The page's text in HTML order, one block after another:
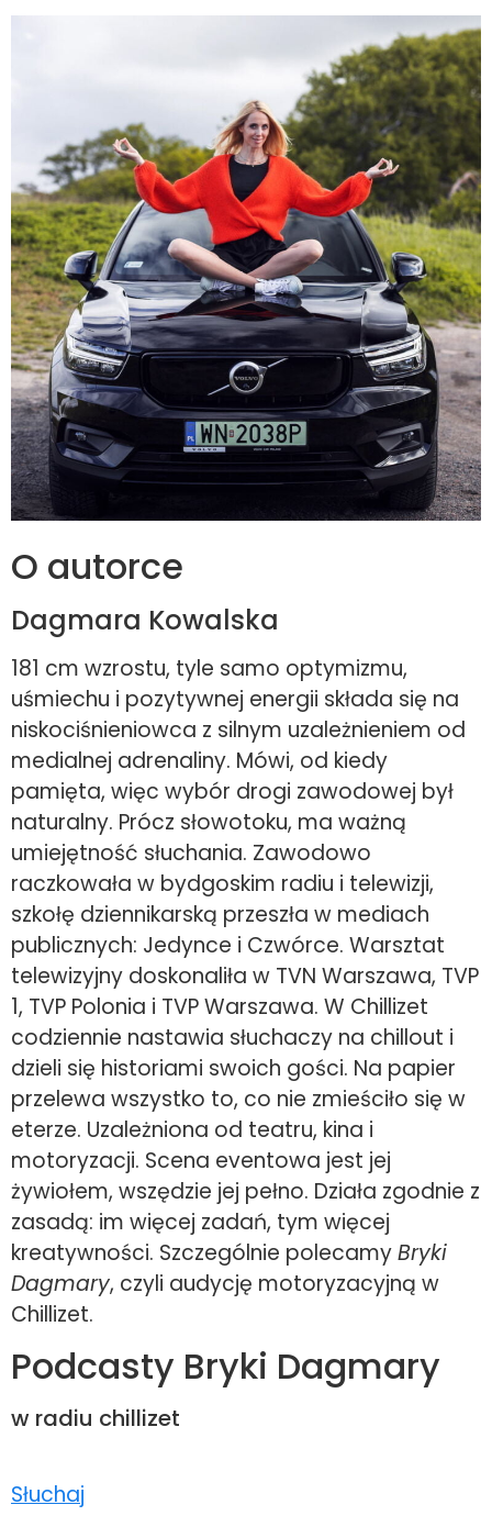
O autorce
Dagmara Kowalska
181 cm wzrostu, tyle samo optymizmu,
uśmiechu i pozytywnej energii składa się na
niskociśnieniowca z silnym uzależnieniem od
medialnej adrenaliny. Mówi, od kiedy
pamięta, więc wybór drogi zawodowej był
naturalny. Prócz słowotoku, ma ważną
umiejętność słuchania. Zawodowo
raczkowała w bydgoskim radiu i telewizji,
szkołę dziennikarską przeszła w mediach
publicznych: Jedynce i Czwórce. Warsztat
telewizyjny doskonaliła w TVN Warszawa, TVP
1, TVP Polonia i TVP Warszawa. W Chillizet
codziennie nastawia słuchaczy na chillout i
dzieli się historiami swoich gości. Na papier
przelewa wszystko to, co nie zmieściło się w
eterze. Uzależniona od teatru, kina i
motoryzacji. Scena eventowa jest jej
żywiołem, wszędzie jej pełno. Działa zgodnie z
zasadą: im więcej zadań, tym więcej
kreatywności. Szczególnie polecamyBryki
Dagmary, czyli audycję motoryzacyjną w
Chillizet.
Podcasty Bryki Dagmary
w radiu chillizet
Słuchaj